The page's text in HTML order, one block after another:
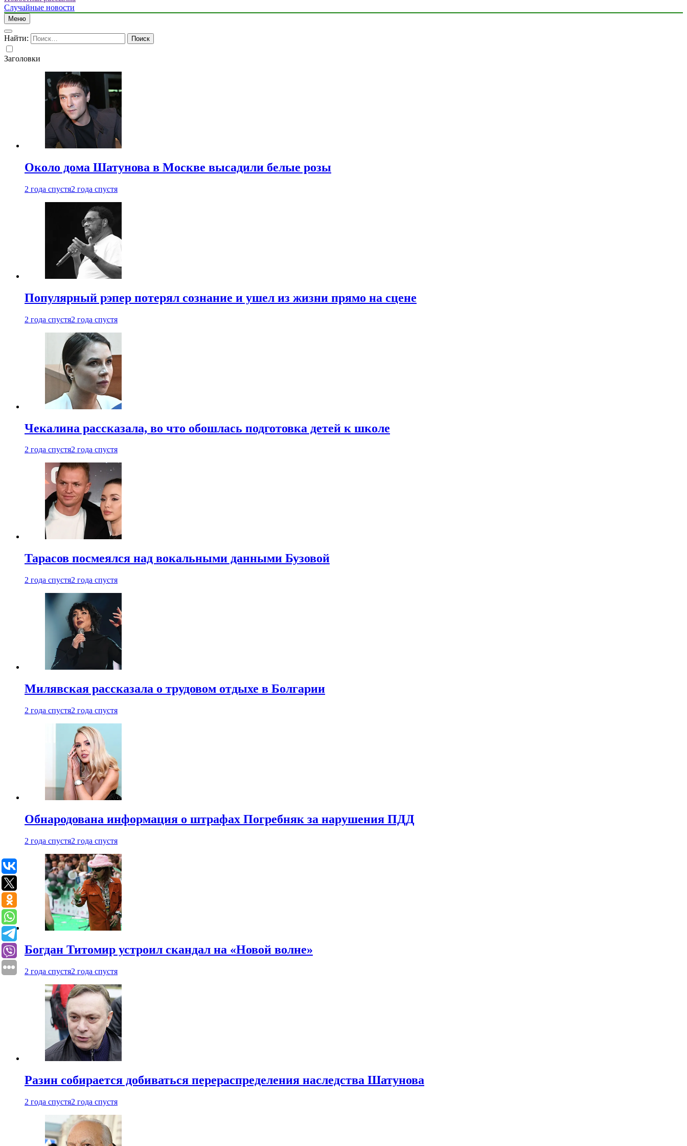
Случайные новости
Меню
Найти:
Заголовки
Около дома Шатунова в Москве высадили белые розы
2 года спустя2 года спустя
Популярный рэпер потерял сознание и ушел из жизни прямо на сцене
2 года спустя2 года спустя
Чекалина рассказала, во что обошлась подготовка детей к школе
2 года спустя2 года спустя
Тарасов посмеялся над вокальными данными Бузовой
2 года спустя2 года спустя
Милявская рассказала о трудовом отдыхе в Болгарии
2 года спустя2 года спустя
Обнародована информация о штрафах Погребняк за нарушения ПДД
2 года спустя2 года спустя
Богдан Титомир устроил скандал на «Новой волне»
2 года спустя2 года спустя
Разин собирается добиваться перераспределения наследства Шатунова
2 года спустя2 года спустя